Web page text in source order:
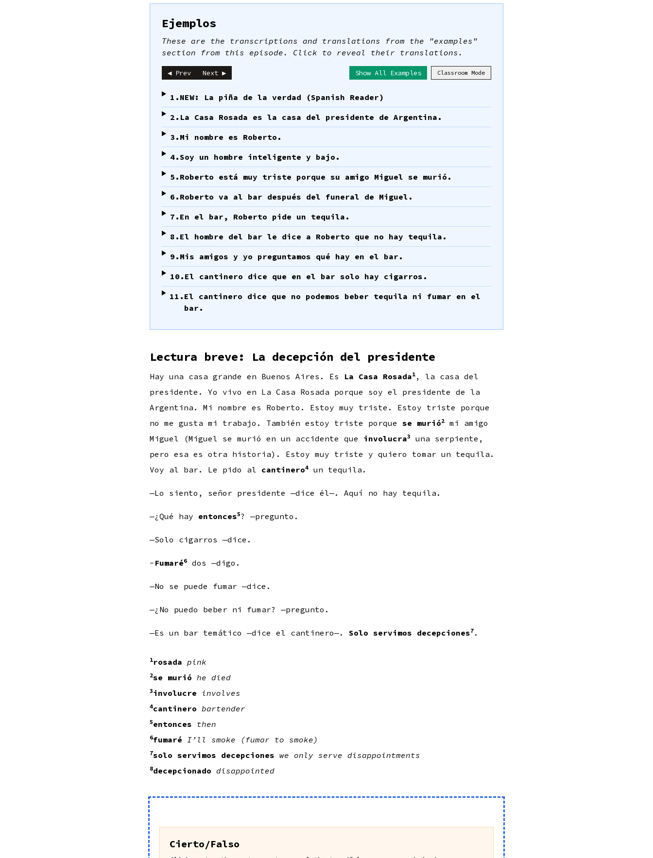
Ejemplos
These are the transcriptions and translations from the "examples"
section from this episode. Click to reveal their translations.
◀ Prev Next ▶ Show All Examples Classroom Mode
1. NEW: La piña de la verdad (Spanish Reader)
2. La Casa Rosada es la casa del presidente de Argentina.
3. Mi nombre es Roberto.
4.Soy un hombre inteligente y bajo.
5. Roberto está muy triste porque su amigo Miguel se murió.
6. Roberto va al bar después del funeral de Miguel.
7. En el bar, Roberto pide un tequila.
8. El hombre del bar le dice a Roberto que no hay tequila.
9. Mis amigos y yo preguntamos qué hay en el bar.
10. El cantinero dice que en el bar solo hay cigarros.
11. El cantinero dice que no podemos beber tequila ni fumar en el
bar.
Lectura breve: La decepción del presidente
Hay una casa grande en Buenos Aires. Es La Casa Rosada1 , la casa del
presidente. Yo vivo en La Casa Rosada porque soy el presidente de la
Argentina. Mi nombre es Roberto. Estoy muy triste. Estoy triste porque
no me gusta mi trabajo. También estoy triste porque se murió2
mi amigo
Miguel (Miguel se murió en un accidente que involucra3
una serpiente,
pero esa es otra historia). Estoy muy triste y quiero tomar un tequila.
Voy al bar. Le pido al cantinero4 un tequila.
—Lo siento, señor presidente —dice él—. Aquí no hay tequila.
—¿Qué hay entonces5? —pregunto.
—Solo cigarros —dice.
- Fumaré6 dos —digo.
—No se puede fumar —dice.
—¿No puedo beber ni fumar? —pregunto.
—Es un bar temático —dice el cantinero—. Solo servimos decepciones7 .
1rosada pink
2se murió he died
3involucre involves
4cantinero bartender
5entonces then
6fumaré I’ll smoke (fumar to smoke)
7solo servimos decepciones we only serve disappointments
8decepcionado disappointed
Cierto/Falso